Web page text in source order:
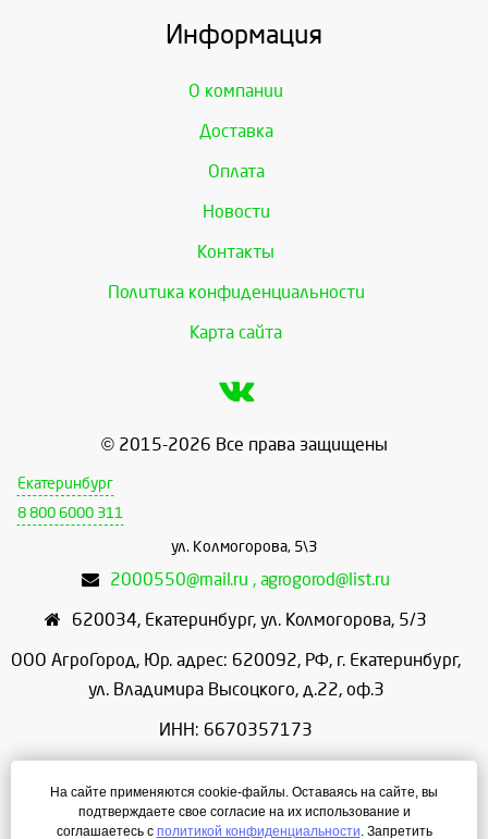
Информация
О компании
Доставка
Оплата
Новости
Контакты
Политика конфиденциальности
Карта сайта
© 2015-2026 Все права защищены
Екатеринбург
8 800 6000 311
ул. Колмогорова, 5\3
2000550@mail.ru , agrogorod@list.ru
620034, Екатеринбург, ул. Колмогорова, 5/3
ООО АгроГород, Юр. адрес: 620092, РФ, г. Екатеринбург,
ул. Владимира Высоцкого, д.22, оф.3
ИНН: 6670357173
ОГРН: 1156658086166
На сайте применяются cookie-файлы. Оставаясь на сайте, вы
подтверждаете свое согласие на их использование и
соглашаетесь с политикой конфиденциальности. Запретить